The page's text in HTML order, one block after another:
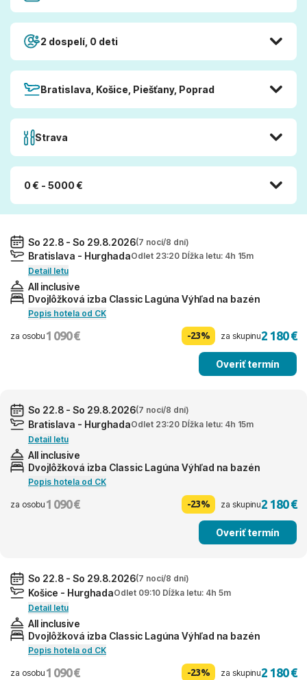
2 dospelí, 0 deti
Bratislava, Košice, Piešťany, Poprad
Strava
0 € - 5000 €
So 22.8 - So 29.8.2026(7 nocí/8 dní)
Bratislava - HurghadaOdlet 23:20 Dĺžka letu: 4h 15m
Detail letu
All inclusive
Dvojlôžková izba Classic Lagúna Výhľad na bazén
Popis hotela od CK
za osobu 1 090 € -23% za skupinu2 180 €
Overiť termín
So 22.8 - So 29.8.2026(7 nocí/8 dní)
Bratislava - HurghadaOdlet 23:20 Dĺžka letu: 4h 15m
Detail letu
All inclusive
Dvojlôžková izba Classic Lagúna Výhľad na bazén
Popis hotela od CK
za osobu 1 090 € -23% za skupinu2 180 €
Overiť termín
So 22.8 - So 29.8.2026(7 nocí/8 dní)
Košice - HurghadaOdlet 09:10 Dĺžka letu: 4h 5m
Detail letu
All inclusive
Dvojlôžková izba Classic Lagúna Výhľad na bazén
Popis hotela od CK
za osobu 1 090 € -23% za skupinu2 180 €